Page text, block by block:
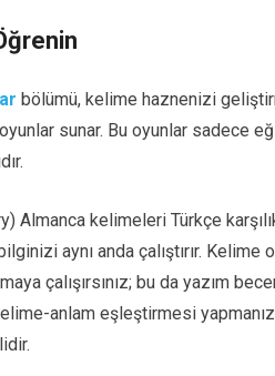
bölümü, kelime haznenizi
sunar. Bu oyunlar sadece
Almanca kelimeleri Türkçe
aynı anda çalıştırır. Kelime
çalışırsınız; bu da yazım
anlam eşleştirmesi